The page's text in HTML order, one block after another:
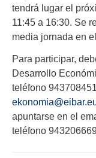
tendrá lugar el
11:45 a 16:30. Se
media jornada en
Para participar,
Desarrollo
teléfono
apuntarse en el
teléfono